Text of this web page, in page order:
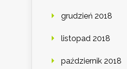
grudzień 2018
listopad 2018
październik 2018